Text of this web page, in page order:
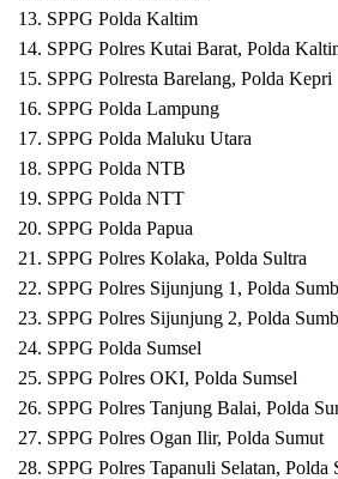
13. SPPG Polda Kaltim
14. SPPG Polres Kutai Barat, Polda
15. SPPG Polresta Barelang, Polda Kepri
16. SPPG Polda Lampung
17. SPPG Polda Maluku Utara
18. SPPG Polda NTB
19. SPPG Polda NTT
20. SPPG Polda Papua
21. SPPG Polres Kolaka, Polda Sultra
22. SPPG Polres Sijunjung 1, Polda
23. SPPG Polres Sijunjung 2, Polda
24. SPPG Polda Sumsel
25. SPPG Polres OKI, Polda Sumsel
26. SPPG Polres Tanjung Balai, Polda
27. SPPG Polres Ogan Ilir, Polda Sumut
28. SPPG Polres Tapanuli Selatan, Polda